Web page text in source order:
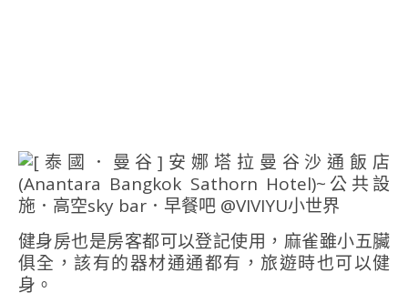
健身房也是房客都可以登記使用，麻雀雖小五臟
俱全，該有的器材通通都有，旅遊時也可以健
身。